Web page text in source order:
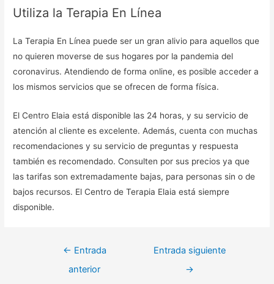
Utiliza la Terapia En Línea
La Terapia En Línea puede ser un gran alivio para aquellos que
no quieren moverse de sus hogares por la pandemia del
coronavirus. Atendiendo de forma online, es posible acceder a
los mismos servicios que se ofrecen de forma física.
El Centro Elaia está disponible las 24 horas, y su servicio de
atención al cliente es excelente. Además, cuenta con muchas
recomendaciones y su servicio de preguntas y respuesta
también es recomendado. Consulten por sus precios ya que
las tarifas son extremadamente bajas, para personas sin o de
bajos recursos. El Centro de Terapia Elaia está siempre
disponible.
← Entrada
anterior
Entrada siguiente
→